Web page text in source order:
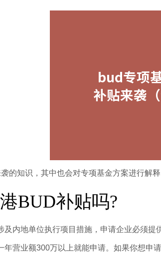
的知识，其中也会对专项基金方案进行解
BUD补贴吗?
内地单位执行项目措施，申请企业必须提
营业额300万以上就能申请。如果你想申